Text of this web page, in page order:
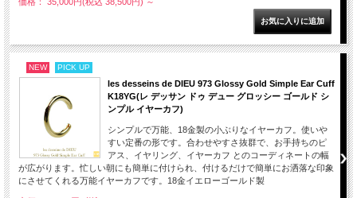
NEW PICK UP
les desseins de DIEU 973 Glossy Gold Simple Ear Cuff
K18YG(レ デッサン ドゥ デュー グロッシー ゴールド シ
ンプル イヤーカフ)
シンプルで万能、18金製の小ぶりなイヤーカフ。使いや
すい定番の形です。合わせやすさ抜群で、お手持ちのピ
アス、イヤリング、イヤーカフ とのコーディネートの幅
が広がります。忙しい朝にも簡単に付けられ、付けるだけで簡単にお洒落な印象
にさせてくれる万能イヤーカフです。18金イエローゴールド製